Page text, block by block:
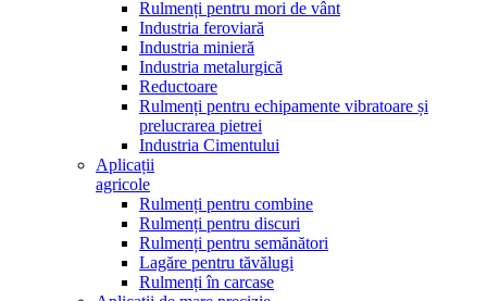
Rulmenți pentru mori de vânt
Industria feroviară
Industria minieră
Industria metalurgică
Reductoare
Rulmenți pentru echipamente vibratoare și
prelucrarea pietrei
Industria Cimentului
Aplicații
agricole
Rulmenți pentru combine
Rulmenți pentru discuri
Rulmenți pentru semănători
Lagăre pentru tăvălugi
Rulmenți în carcase